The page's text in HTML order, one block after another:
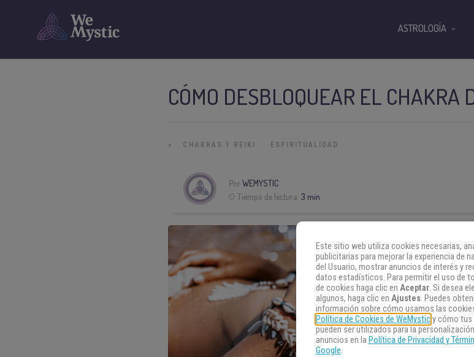
CÓMO DESBLOQUEAR EL CHAKRA
» CHAKRAS Y REIKI ESPIRITUALIDAD
Por WEMYSTIC
Tiempo de lectura: 3 min
ASTROLOGÍA
Este sitio web utiliza cookies necesarias,
publicitarias para mejorar la experiencia de
del Usuario, mostrar anuncios de interés y
datos estadísticos. Para permitir el uso de
de cookies haga clic en Aceptar. Si desea
algunos, haga clic en Ajustes. Puedes
información sobre cómo usamos las
Política de Cookies de WeMysticy cómo tus
pueden ser utilizados para la
anuncios en la Política de Privacidad y
Google.